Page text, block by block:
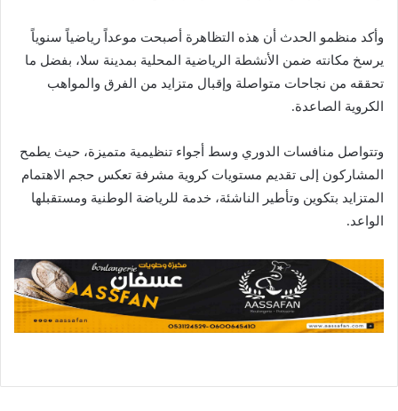
وأكد منظمو الحدث أن هذه التظاهرة أصبحت موعداً رياضياً سنوياً
يرسخ مكانته ضمن الأنشطة الرياضية المحلية بمدينة سلا، بفضل ما
تحققه من نجاحات متواصلة وإقبال متزايد من الفرق والمواهب
الكروية الصاعدة.
وتتواصل منافسات الدوري وسط أجواء تنظيمية متميزة، حيث يطمح
المشاركون إلى تقديم مستويات كروية مشرفة تعكس حجم الاهتمام
المتزايد بتكوين وتأطير الناشئة، خدمة للرياضة الوطنية ومستقبلها
الواعد.